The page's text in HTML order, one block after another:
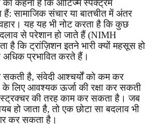
कहना है कि ऑटिज्म स्पेक्ट्रम
हैं: सामाजिक संचार या बातचीत में अंतर
यह यह भी नोट करता है कि कुछ
से परेशान हो जाते हैं (NIMH
है कि ट्रांज़िशन इतने भारी क्यों महसूस हो
प्रभावित करते हैं।
है, संवेदी आश्चर्यों को कम कर
लिए आवश्यक ऊर्जा की रक्षा कर सकती
स्ट्रक्चर की तरह काम कर सकता है। जब
हो जाता है, तो एक छोटा सा बदलाव भी
कर सकता है।